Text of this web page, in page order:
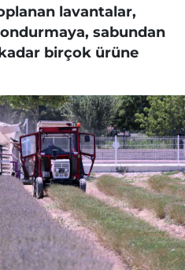
lavantalar,
sabundan
birçok ürüne